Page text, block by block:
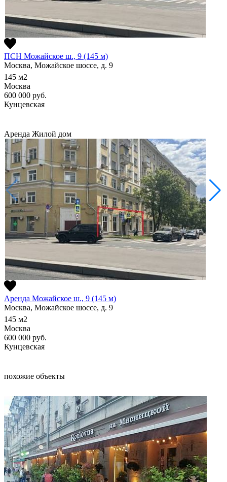
ПСН Можайское ш., 9 (145 м)
Москва, Можайское шоссе, д. 9
145 м2
Москва
600 000 руб.
Кунцевская
Аренда Жилой дом
Аренда Можайское ш., 9 (145 м)
Москва, Можайское шоссе, д. 9
145 м2
Москва
600 000 руб.
Кунцевская
похожие объекты